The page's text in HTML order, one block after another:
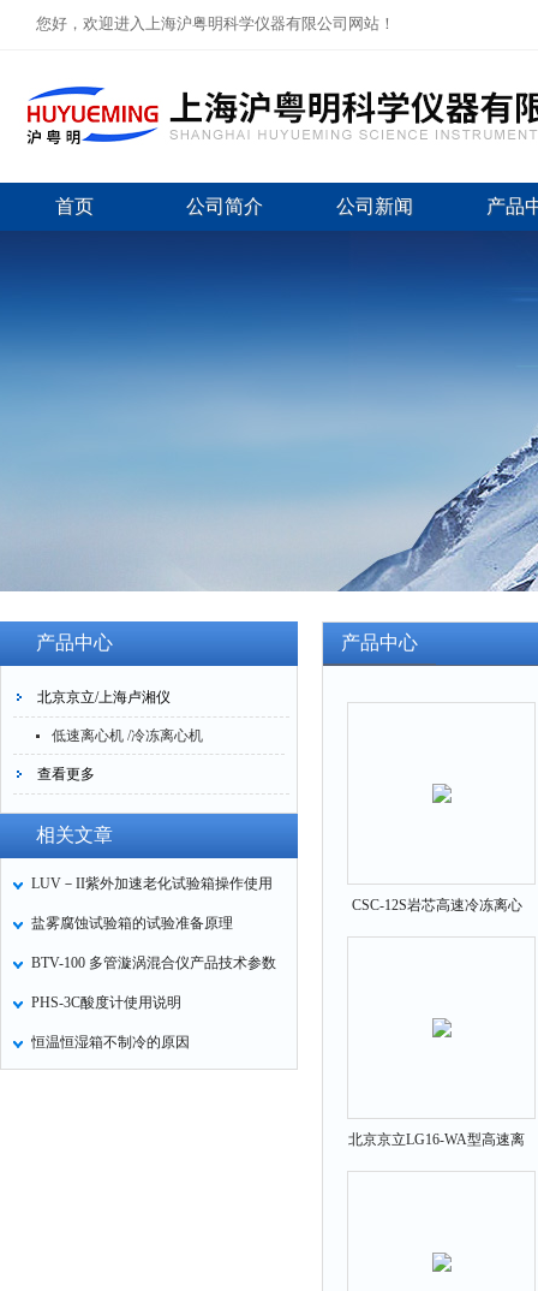
您好，欢迎进入上海沪粤明科学仪器有限公司网站！
首页 公司简介 公司新闻 产品
产品中心
北京京立/上海卢湘仪
低速离心机 /冷冻离心机
查看更多
相关文章
LUV－II紫外加速老化试验箱操作使用
盐雾腐蚀试验箱的试验准备原理
BTV-100 多管漩涡混合仪产品技术参数
PHS-3C酸度计使用说明
恒温恒湿箱不制冷的原因
产品中心
CSC-12S岩芯高速冷冻离心
机
北京京立LG16-WA型高速离
心机